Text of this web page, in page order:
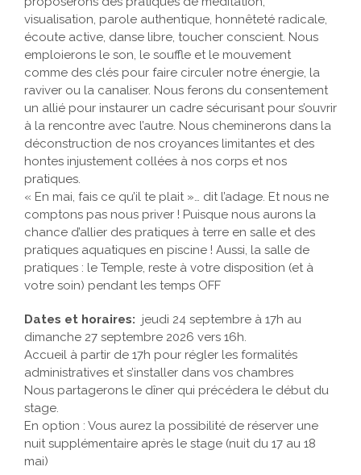
encourager à les rayonner au sein du groupe, nous
proposerons des pratiques de méditation,
visualisation, parole authentique, honnêteté radicale,
écoute active, danse libre, toucher conscient. Nous
emploierons le son, le souffle et le mouvement
comme des clés pour faire circuler notre énergie, la
raviver ou la canaliser. Nous ferons du consentement
un allié pour instaurer un cadre sécurisant pour s’ouvrir
à la rencontre avec l’autre. Nous cheminerons dans la
déconstruction de nos croyances limitantes et des
hontes injustement collées à nos corps et nos
pratiques.
« En mai, fais ce qu’il te plait »… dit l’adage. Et nous ne
comptons pas nous priver ! Puisque nous aurons la
chance d’allier des pratiques à terre en salle et des
pratiques aquatiques en piscine ! Aussi, la salle de
pratiques : le Temple, reste à votre disposition (et à
votre soin) pendant les temps OFF
Dates et horaires: jeudi 24 septembre à 17h au
dimanche 27 septembre 2026 vers 16h.
Accueil à partir de 17h pour régler les formalités
administratives et s’installer dans vos chambres
Nous partagerons le dîner qui précédera le début du
stage.
En option : Vous aurez la possibilité de réserver une
nuit supplémentaire après le stage (nuit du 17 au 18